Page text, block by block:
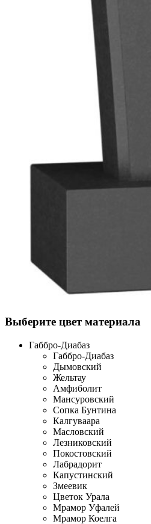
Выберите цвет материала
Габбро-Диабаз
Габбро-Диабаз
Дымовский
Жельтау
Амфиболит
Мансуровский
Сопка Бунтина
Калгуваара
Масловский
Лезниковский
Покостовский
Лабрадорит
Капустинский
Змеевик
Цветок Урала
Мрамор Уфалей
Мрамор Коелга